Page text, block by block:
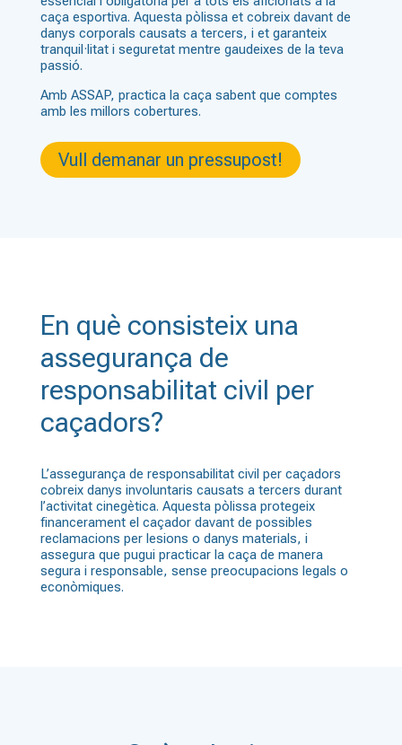
caça esportiva. Aquesta pòlissa et cobreix davant de
danys corporals causats a tercers, i et garanteix
tranquil·litat i seguretat mentre gaudeixes de la teva
passió.
Amb ASSAP, practica la caça sabent que comptes
amb les millors cobertures.
Vull demanar un pressupost!
En què consisteix una
assegurança de
responsabilitat civil per
caçadors?
L’assegurança de responsabilitat civil per caçadors
cobreix danys involuntaris causats a tercers durant
l’activitat cinegètica. Aquesta pòlissa protegeix
financerament el caçador davant de possibles
reclamacions per lesions o danys materials, i
assegura que pugui practicar la caça de manera
segura i responsable, sense preocupacions legals o
econòmiques.